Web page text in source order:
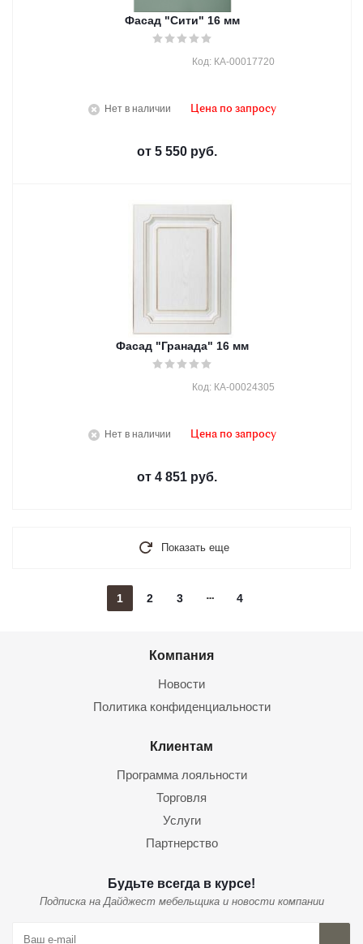
Фасад "Сити" 16 мм
Нет в наличии
Код: КА-00017720
Цена по запросу
от 5 550 руб.
Фасад "Гранада" 16 мм
Нет в наличии
Код: КА-00024305
Цена по запросу
от 4 851 руб.
Показать еще
1 2 3 4
Компания
Новости
Политика конфиденциальности
Клиентам
Программа лояльности
Торговля
Услуги
Партнерство
Будьте всегда в курсе!
Подписка на Дайджест мебельщика и новости компании